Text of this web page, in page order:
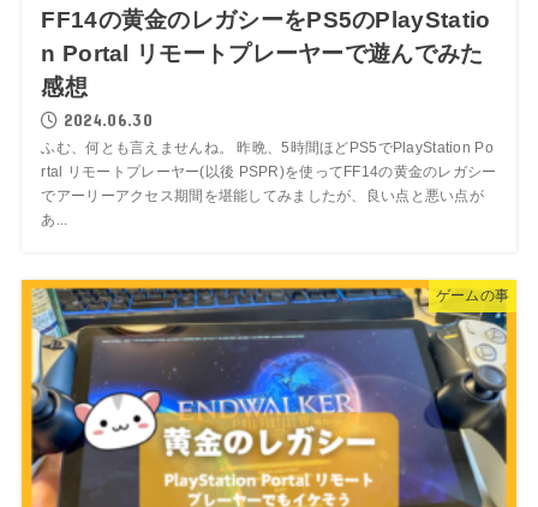
FF14の黄金のレガシーをPS5のPlayStatio
n Portal リモートプレーヤーで遊んでみた
感想
2024.06.30
ふむ、何とも言えませんね。 昨晩、5時間ほどPS5でPlayStation Po
rtal リモートプレーヤー(以後 PSPR)を使ってFF14の黄金のレガシー
でアーリーアクセス期間を堪能してみましたが、良い点と悪い点が
あ...
ゲームの事